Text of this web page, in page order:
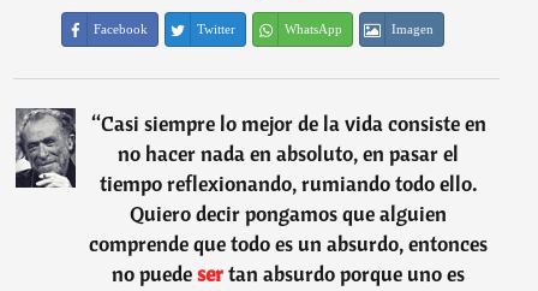
Facebook Twitter WhatsApp Imagen
“Casi siempre lo mejor de la vida consiste en
no hacer nada en absoluto, en pasar el
tiempo reflexionando, rumiando todo ello.
Quiero decir pongamos que alguien
comprende que todo es un absurdo, entonces
no puedesertan absurdo porque uno es